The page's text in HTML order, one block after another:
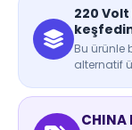
220
Bu ürünle
alternatif